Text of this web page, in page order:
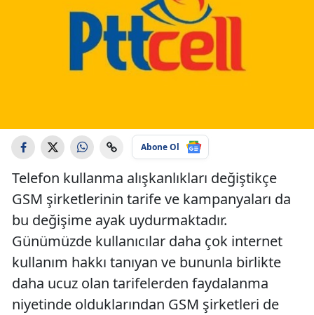
Abone Ol
Telefon kullanma alışkanlıkları değiştikçe
GSM şirketlerinin tarife ve kampanyaları da
bu değişime ayak uydurmaktadır.
Günümüzde kullanıcılar daha çok internet
kullanım hakkı tanıyan ve bununla birlikte
daha ucuz olan tarifelerden faydalanma
niyetinde olduklarından GSM şirketleri de